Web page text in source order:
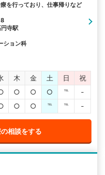
を行っており、仕事帰りなど
寺駅
ション科
木 金 土 日
祝
○ ○ ○ ℡
-
○ ○ ℡ ℡ -
相談をする